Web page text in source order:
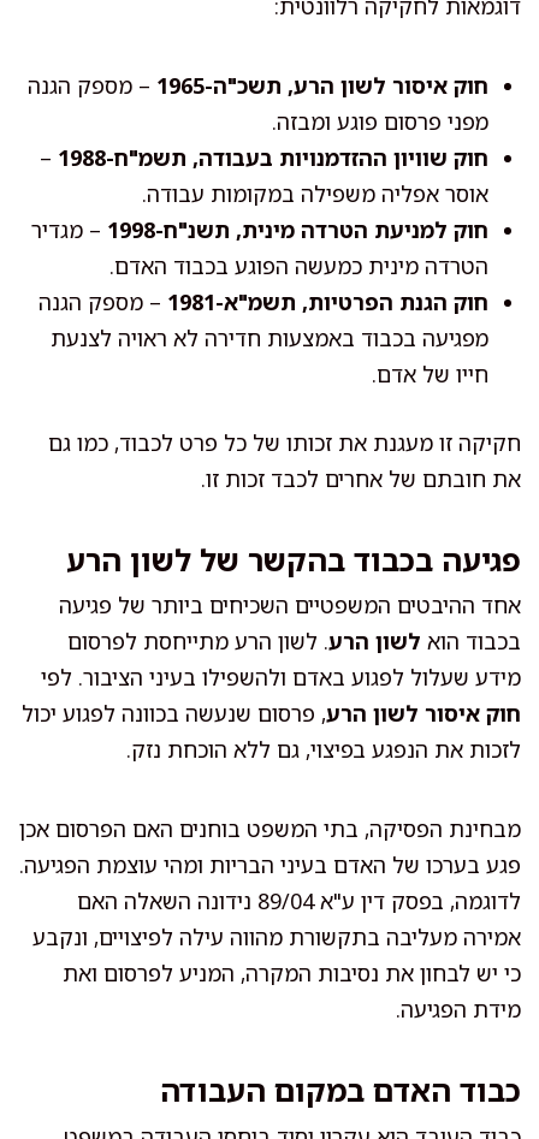
חוק איסור לשון הרע, תשכ"ה-1965
– מספק הגנה
מפני פרסום פוגע ומבזה.
חוק שוויון ההזדמנויות בעבודה, תשמ"ח-1988
–
אוסר אפליה משפילה במקומות עבודה.
חוק למניעת הטרדה מינית, תשנ"ח-1998
– מגדיר
הטרדה מינית כמעשה הפוגע בכבוד האדם.
חוק הגנת הפרטיות, תשמ"א-1981
– מספק הגנה
מפגיעה בכבוד באמצעות חדירה לא ראויה לצנעת
חייו של אדם.
חקיקה זו מעגנת את זכותו של כל פרט לכבוד, כמו גם
את חובתם של אחרים לכבד זכות זו.
פגיעה בכבוד בהקשר של לשון הרע
אחד ההיבטים המשפטיים השכיחים ביותר של פגיעה
בכבוד הוא לשון הרע. לשון הרע מתייחסת לפרסום
מידע שעלול לפגוע באדם ולהשפילו בעיני הציבור. לפי
חוק איסור לשון הרע, פרסום שנעשה בכוונה לפגוע יכול
לזכות את הנפגע בפיצוי, גם ללא הוכחת נזק.
מבחינת הפסיקה, בתי המשפט בוחנים האם הפרסום אכן
פגע בערכו של האדם בעיני הבריות ומהי עוצמת הפגיעה.
לדוגמה, בפסק דין ע"א 89/04 נידונה השאלה האם
אמירה מעליבה בתקשורת מהווה עילה לפיצויים, ונקבע
כי יש לבחון את נסיבות המקרה, המניע לפרסום ואת
מידת הפגיעה.
כבוד האדם במקום העבודה